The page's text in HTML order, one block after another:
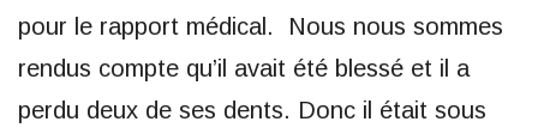
pour le rapport médical. Nous nous sommes
rendus compte qu’il avait été blessé et il a
perdu deux de ses dents. Donc il était sous